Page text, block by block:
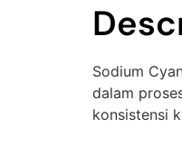
Sodium
dalam
konsistensi